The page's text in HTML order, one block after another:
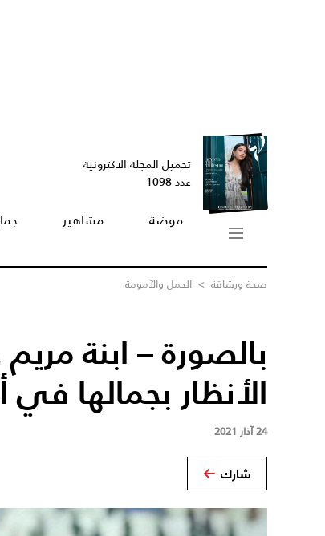
تحميل المجلة الاكترونية
عدد 1098
موضة مشاهير
صحة ورشاقة > الحمل والآمومة
بالصورة – ابنة
الأنظار بجمالها
24 آذار 2021
شارك